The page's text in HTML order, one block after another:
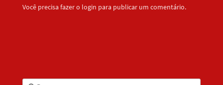
Você precisa fazer o login para publicar um comentário.